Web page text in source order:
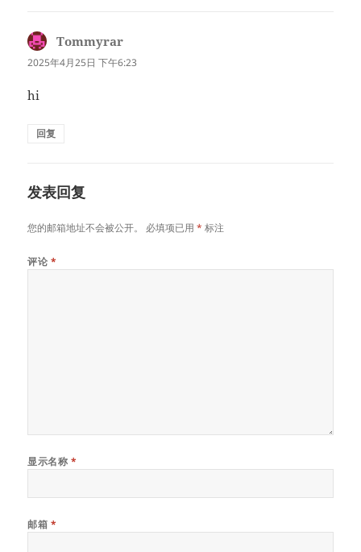
Tommyrar
道：
2025年4月25日 下午6:23
hi
回复
发表回复
您的邮箱地址不会被公开。 必填项已用* 标注
评论 *
显示名称 *
邮箱 *